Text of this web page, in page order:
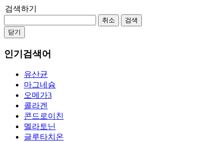
검색하기
취소
검색
닫기
인기검색어
유산균
마그네슘
오메가3
콜라겐
콘드로이친
멜라토닌
글루타치온